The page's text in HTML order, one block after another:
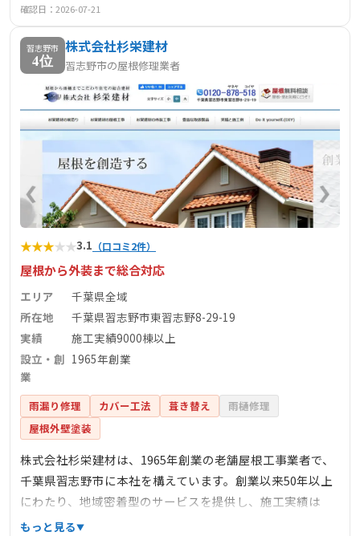
確認日：2026-07-21
習志野市
4位
株式会社杉栄建材
習志野市の屋根修理業者
★★★★★3.1 （口コミ2件）
屋根から外装まで総合対応
エリア
千葉県全域
所在地
千葉県習志野市東習志野8-29-19
実績
施工実績9000棟以上
設立・創
業
1965年創業
雨漏り修理 カバー工法 葺き替え
雨樋修理
屋根外壁塗装
株式会社杉栄建材は、1965年創業の老舗屋根工事業者で、
千葉県習志野市に本社を構えています。創業以来50年以上
にわたり、地域密着型のサービスを提供し、施工実績は
9000棟以上に上ります。主な業務内容は、屋根工事、外壁
もっと見る